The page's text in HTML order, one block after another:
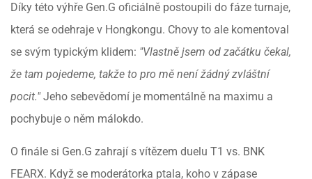
Díky této výhře Gen.G oficiálně postoupili do fáze turnaje,
která se odehraje v Hongkongu. Chovy to ale komentoval
se svým typickým klidem: "Vlastně jsem od začátku čekal,
že tam pojedeme, takže to pro mě není žádný zvláštní
pocit."Jeho sebevědomí je momentálně na maximu a
pochybuje o něm málokdo.
O finále si Gen.G zahrají s vítězem duelu T1 vs. BNK
FEARX. Když se moderátorka ptala, koho v zápase